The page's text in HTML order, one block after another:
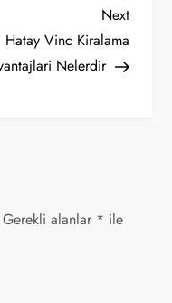
Next
Post
Next
Hatay Vinc Kiralama
Nelerdir
Gerekli alanlar * ile